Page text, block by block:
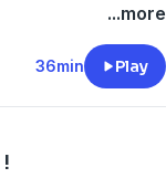
l’hôpital peut-il
...more
36min Play